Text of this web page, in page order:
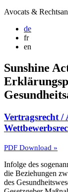
Avocats &
de
fr
en
Sunshine
Vertragsrecht /
PDF Download »
Infolge des
die Beziehungen
des